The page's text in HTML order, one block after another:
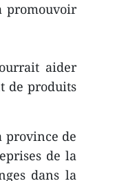
promouvoir
aider
de produits
province de
de la
dans la